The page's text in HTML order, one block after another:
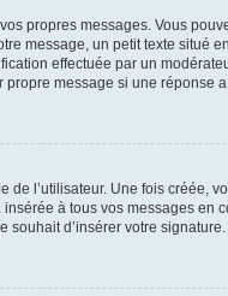
propres messages. Vous
message, un petit texte situé
effectuée par un
message si une réponse
l’utilisateur. Une fois créée,
à tous vos messages
souhait d’insérer votre signature.